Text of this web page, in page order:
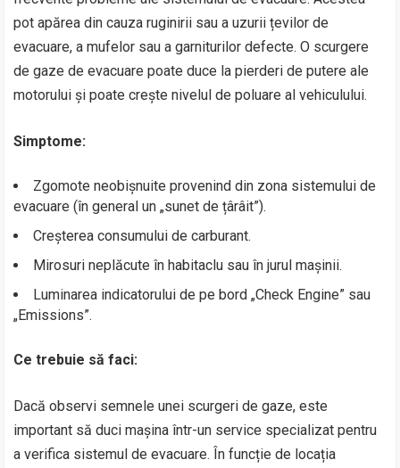
pot apărea din cauza ruginirii sau a uzurii țevilor de
evacuare, a mufelor sau a garniturilor defecte. O scurgere
de gaze de evacuare poate duce la pierderi de putere ale
motorului și poate crește nivelul de poluare al vehiculului.
Simptome:
Zgomote neobișnuite provenind din zona sistemului de
evacuare (în general un „sunet de țârâit”).
Creșterea consumului de carburant.
Mirosuri neplăcute în habitaclu sau în jurul mașinii.
Luminarea indicatorului de pe bord „Check Engine” sau
„Emissions”.
Ce trebuie să faci:
Dacă observi semnele unei scurgeri de gaze, este
important să duci mașina într-un service specializat pentru
a verifica sistemul de evacuare. În funcție de locația